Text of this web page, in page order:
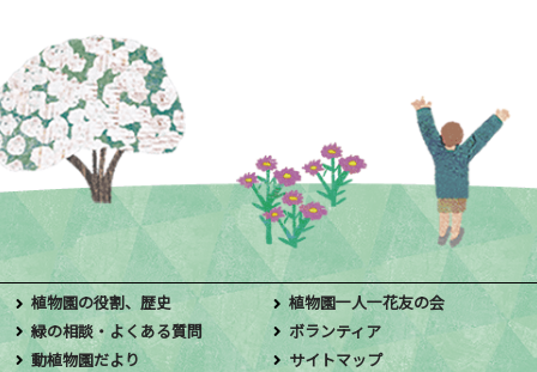
植物園の役割、歴史
植物園一人一花友の会
緑の相談・よくある質問
ボランティア
動植物園だより
サイトマップ